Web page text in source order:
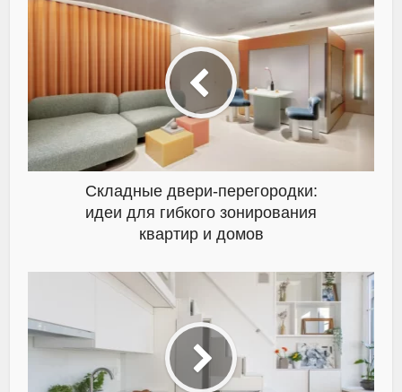
Складные двери-перегородки:
идеи для гибкого зонирования
квартир и домов